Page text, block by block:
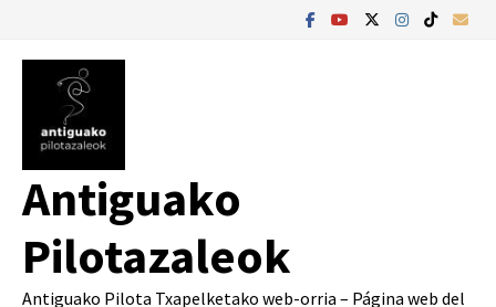
contenido
Antiguako
Pilotazaleok
Antiguako Pilota Txapelketako web-orria – Página web del